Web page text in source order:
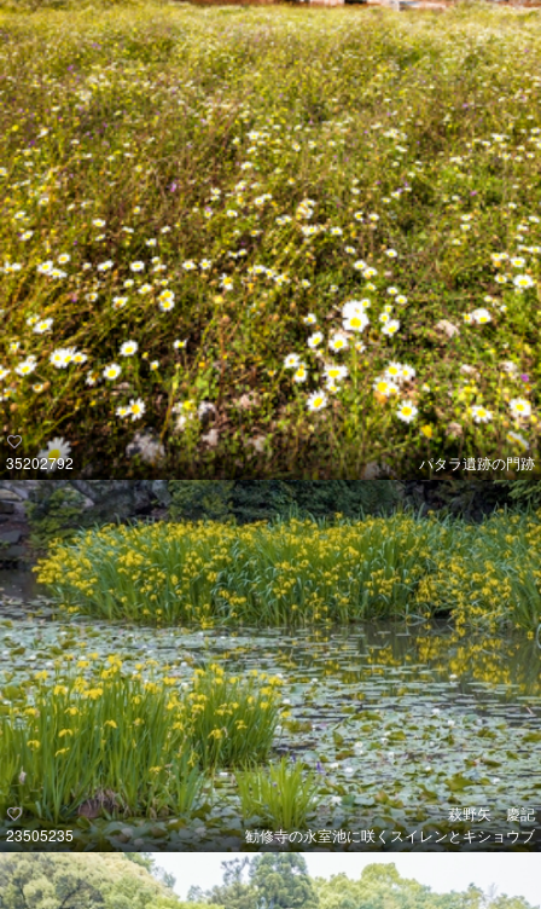
35202792 パタラ遺跡の門跡
23505235
萩野矢 慶記
勧修寺の永室池に咲くスイレンとキショウブ